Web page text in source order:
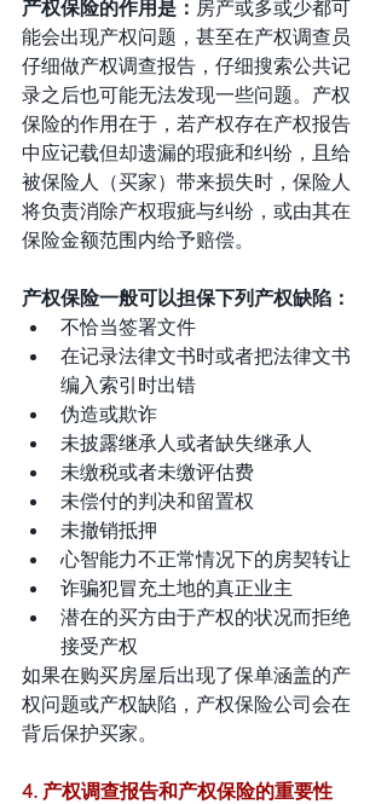
产权保险的作用是： 房产或多或少都可
能会出现产权问题，甚至在产权调查员
仔细做产权调查报告，仔细搜索公共记
录之后也可能无法发现一些问题。产权
保险的作用在于，若产权存在产权报告
中应记载但却遗漏的瑕疵和纠纷，且给
被保险人（买家）带来损失时，保险人
将负责消除产权瑕疵与纠纷，或由其在
保险金额范围内给予赔偿。
产权保险一般可以担保下列产权缺陷：
不恰当签署文件
在记录法律文书时或者把法律文书
编入索引时出错
伪造或欺诈
未披露继承人或者缺失继承人
未缴税或者未缴评估费
未偿付的判决和留置权
未撤销抵押
心智能力不正常情况下的房契转让
诈骗犯冒充土地的真正业主
潜在的买方由于产权的状况而拒绝
接受产权
如果在购买房屋后出现了保单涵盖的产
权问题或产权缺陷，产权保险公司会在
背后保护买家。
4. 产权调查报告和产权保险的重要性